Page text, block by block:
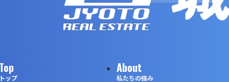
ップ
About
私たちの強み